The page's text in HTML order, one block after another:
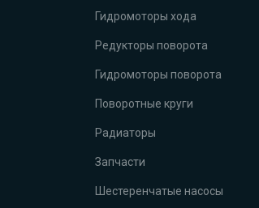
Гидромоторы хода
Редукторы поворота
Гидромоторы поворота
Поворотные круги
Радиаторы
Запчасти
Шестеренчатые насосы